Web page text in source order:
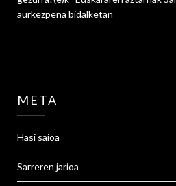
aurkezpena bidalketan
META
Hasi saioa
Sarreren jarioa